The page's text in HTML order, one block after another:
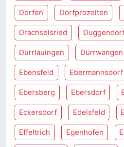
Dorfen Dorfprozelten
Drachselsried
Dürrlauingen Dürrwangen
Ebensfeld Ebermannsdorf
Ebersberg Ebersdorf
Eckersdorf Edelsfeld
Effeltrich Egenhofen